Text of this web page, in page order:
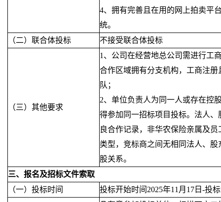
4、拥有完善且在用的网上拍卖平
统。
（二）联合体投标
不接受联合体投标
（三）其他要求
1、公司在经营地总公司需进行工
合作区域拥有分支机构，工商注
队；
2、单位负责人为同一人或存在控
得参加同一招标项目投标。法人
良合作记录，非华农保险亲属及
类型，竞标商之间无相同法人、
股关系。
三、报名及招标文件索取
（一）投标时间
投标开始时间 2025年11月17日-投